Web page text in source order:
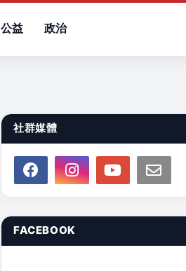
公益 政治
社群媒體
FACEBOOK